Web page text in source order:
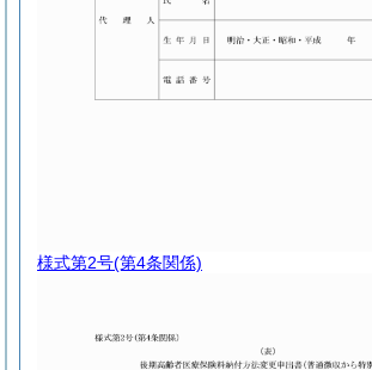
様式第2号(第4条関係)